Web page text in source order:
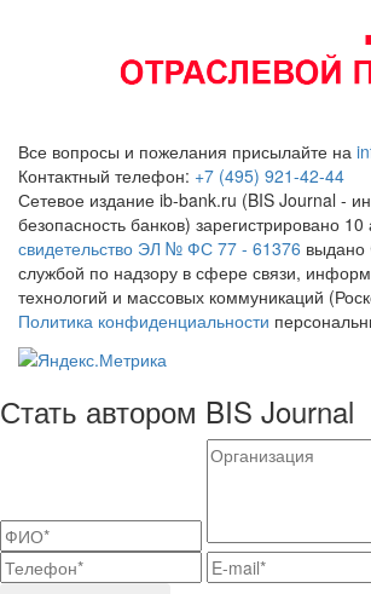
Все вопросы и пожелания присылайте на
Контактный телефон: +7 (495) 921-42-44
Сетевое издание ib-bank.ru (BIS Journal -
безопасность банков) зарегистрировано
свидетельство ЭЛ № ФС 77 - 61376 выдано
службой по надзору в сфере связи,
технологий и массовых коммуникаций
Политика конфиденциальности
Стать автором BIS Journal